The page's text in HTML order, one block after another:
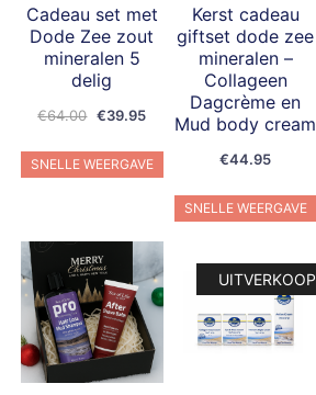
Cadeau set met
Dode Zee zout
mineralen 5
delig
€64.00 Oorspronkelijke
was:
€64.00.
€39.95Huidige
is:
€39.95.
SNELLE WEERGAVE
Kerst cadeau
giftset dode zee
mineralen –
Collageen
Dagcrème en
Mud body cream
€44.95
SNELLE WEERGAVE
UITVERKOOP!